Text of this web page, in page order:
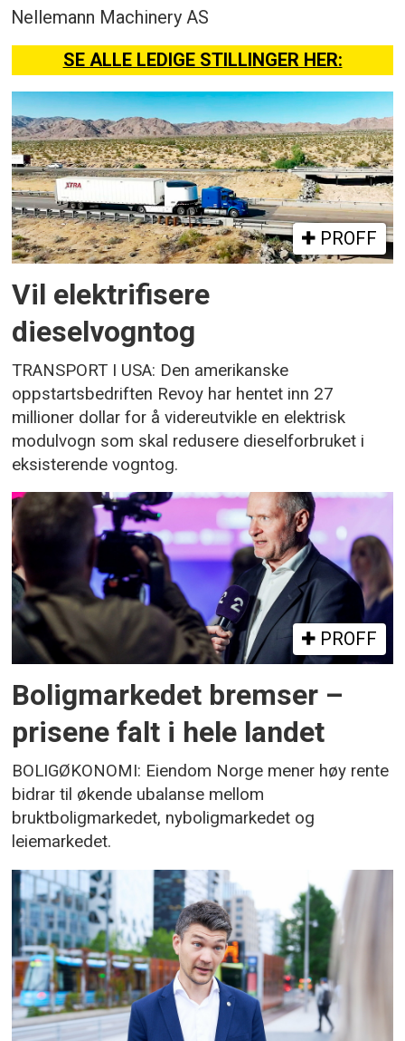
Nellemann Machinery AS
SE ALLE LEDIGE STILLINGER HER:
PROFF
Vil elektrifisere
dieselvogntog
TRANSPORT I USA: Den amerikanske
oppstartsbedriften Revoy har hentet inn 27
millioner dollar for å videreutvikle en elektrisk
modulvogn som skal redusere dieselforbruket i
eksisterende vogntog.
PROFF
Boligmarkedet bremser –
prisene falt i hele landet
BOLIGØKONOMI: Eiendom Norge mener høy rente
bidrar til økende ubalanse mellom
bruktboligmarkedet, nyboligmarkedet og
leiemarkedet.